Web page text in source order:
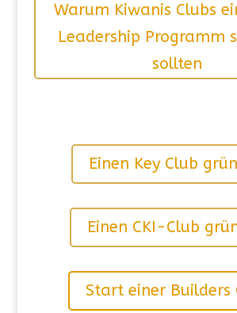
Warum Kiwanis Clubs
Leadership Programm
sollten
Einen Key Club
Einen CKI-Club
Start einer Builders